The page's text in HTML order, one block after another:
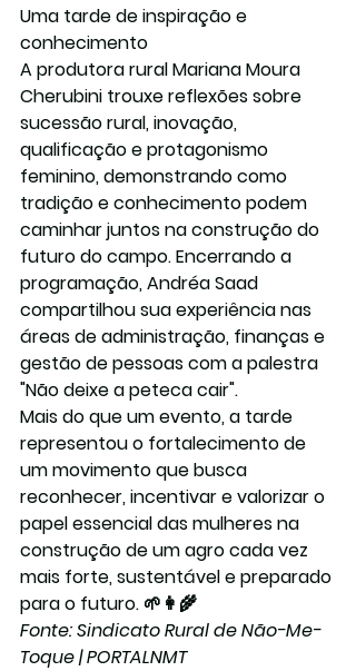
Uma tarde de inspiração e
conhecimento
A produtora rural Mariana Moura
Cherubini trouxe reflexões sobre
sucessão rural, inovação,
qualificação e protagonismo
feminino, demonstrando como
tradição e conhecimento podem
caminhar juntos na construção do
futuro do campo. Encerrando a
programação, Andréa Saad
compartilhou sua experiência nas
áreas de administração, finanças e
gestão de pessoas com a palestra
"Não deixe a peteca cair".
Mais do que um evento, a tarde
representou o fortalecimento de
um movimento que busca
reconhecer, incentivar e valorizar o
papel essencial das mulheres na
construção de um agro cada vez
mais forte, sustentável e preparado
para o futuro. 🌱👩‍🌾
Fonte: Sindicato Rural de Não-Me-
Toque | PORTALNMT